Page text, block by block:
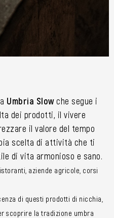
Umbria Slowche segue i
dei prodotti, il vivere
il valore del tempo
scelta di attività che ti
di vita armonioso e sano.
aziende agricole, corsi
di questi prodotti di nicchia,
scoprire la tradizione umbra